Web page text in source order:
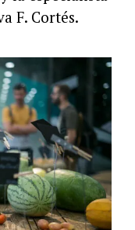
F. Cortés.